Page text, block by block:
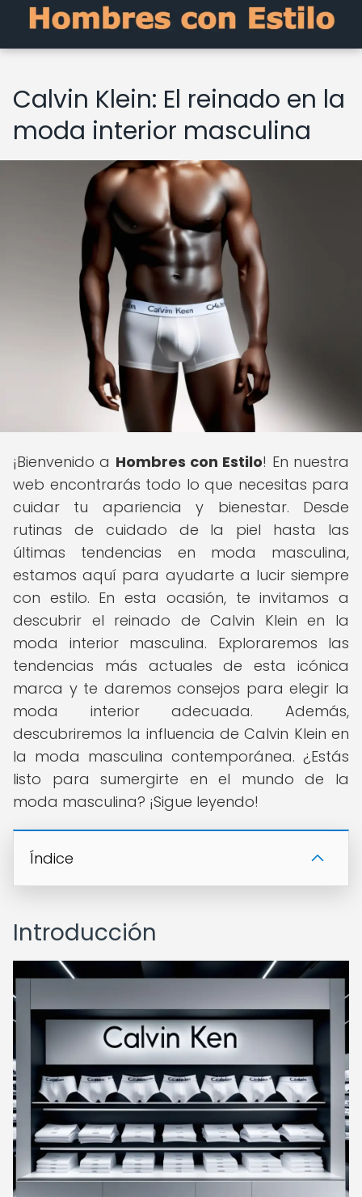
Calvin Klein: El reinado en la
moda interior masculina
¡Bienvenido a Hombres con Estilo! En nuestra
web encontrarás todo lo que necesitas para
cuidar tu apariencia y bienestar. Desde
rutinas de cuidado de la piel hasta las
últimas tendencias en moda masculina,
estamos aquí para ayudarte a lucir siempre
con estilo. En esta ocasión, te invitamos a
descubrir el reinado de Calvin Klein en la
moda interior masculina. Exploraremos las
tendencias más actuales de esta icónica
marca y te daremos consejos para elegir la
moda interior adecuada. Además,
descubriremos la influencia de Calvin Klein en
la moda masculina contemporánea. ¿Estás
listo para sumergirte en el mundo de la
moda masculina? ¡Sigue leyendo!
Índice
Introducción